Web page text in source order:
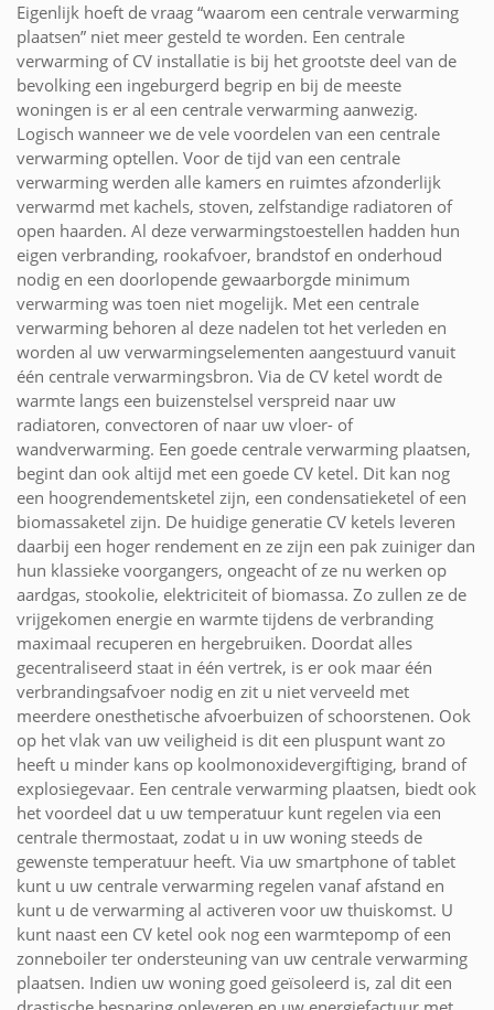
Eigenlijk hoeft de vraag “waarom een centrale verwarming
plaatsen” niet meer gesteld te worden. Een centrale
verwarming of CV installatie is bij het grootste deel van de
bevolking een ingeburgerd begrip en bij de meeste
woningen is er al een centrale verwarming aanwezig.
Logisch wanneer we de vele voordelen van een centrale
verwarming optellen. Voor de tijd van een centrale
verwarming werden alle kamers en ruimtes afzonderlijk
verwarmd met kachels, stoven, zelfstandige radiatoren of
open haarden. Al deze verwarmingstoestellen hadden hun
eigen verbranding, rookafvoer, brandstof en onderhoud
nodig en een doorlopende gewaarborgde minimum
verwarming was toen niet mogelijk. Met een centrale
verwarming behoren al deze nadelen tot het verleden en
worden al uw verwarmingselementen aangestuurd vanuit
één centrale verwarmingsbron. Via de CV ketel wordt de
warmte langs een buizenstelsel verspreid naar uw
radiatoren, convectoren of naar uw vloer- of
wandverwarming. Een goede centrale verwarming plaatsen,
begint dan ook altijd met een goede CV ketel. Dit kan nog
een hoogrendementsketel zijn, een condensatieketel of een
biomassaketel zijn. De huidige generatie CV ketels leveren
daarbij een hoger rendement en ze zijn een pak zuiniger dan
hun klassieke voorgangers, ongeacht of ze nu werken op
aardgas, stookolie, elektriciteit of biomassa. Zo zullen ze de
vrijgekomen energie en warmte tijdens de verbranding
maximaal recuperen en hergebruiken. Doordat alles
gecentraliseerd staat in één vertrek, is er ook maar één
verbrandingsafvoer nodig en zit u niet verveeld met
meerdere onesthetische afvoerbuizen of schoorstenen. Ook
op het vlak van uw veiligheid is dit een pluspunt want zo
heeft u minder kans op koolmonoxidevergiftiging, brand of
explosiegevaar. Een centrale verwarming plaatsen, biedt ook
het voordeel dat u uw temperatuur kunt regelen via een
centrale thermostaat, zodat u in uw woning steeds de
gewenste temperatuur heeft. Via uw smartphone of tablet
kunt u uw centrale verwarming regelen vanaf afstand en
kunt u de verwarming al activeren voor uw thuiskomst. U
kunt naast een CV ketel ook nog een warmtepomp of een
zonneboiler ter ondersteuning van uw centrale verwarming
plaatsen. Indien uw woning goed geïsoleerd is, zal dit een